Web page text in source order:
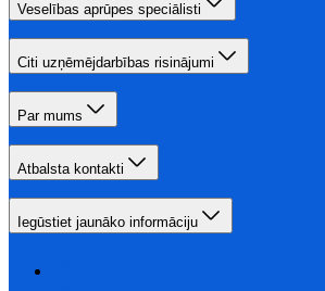
Veselības aprūpes speciālisti
Citi uzņēmējdarbības risinājumi
Par mums
Atbalsta kontakti
Iegūstiet jaunāko informāciju